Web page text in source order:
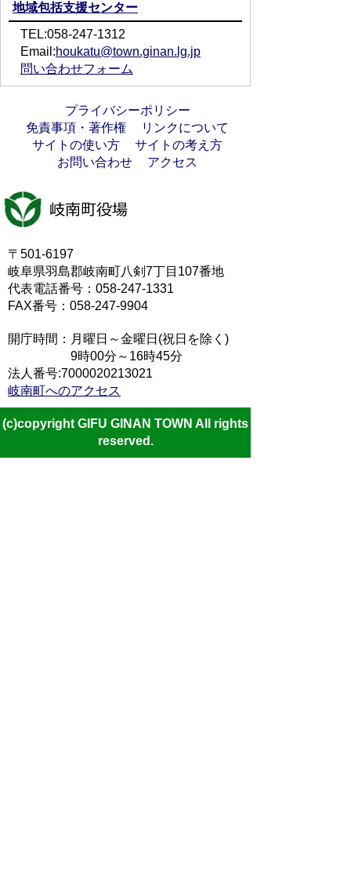
地域包括支援センター
TEL:058-247-1312
Email:houkatu@town.ginan.lg.jp
問い合わせフォーム
プライバシーポリシー
免責事項・著作権
リンクについて
サイトの使い方
サイトの考え方
お問い合わせ
アクセス
〒501-6197
岐阜県羽島郡岐南町八剣7丁目107番地
代表電話番号：058-247-1331
FAX番号：058-247-9904
開庁時間：月曜日～金曜日(祝日を除く)
9時00分～16時45分
法人番号:7000020213021
岐南町へのアクセス
(c)copyright GIFU GINAN TOWN All rights
reserved.